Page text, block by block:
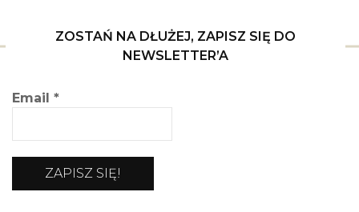
ZOSTAŃ NA DŁUŻEJ, ZAPISZ SIĘ DO
NEWSLETTER’A
Email *